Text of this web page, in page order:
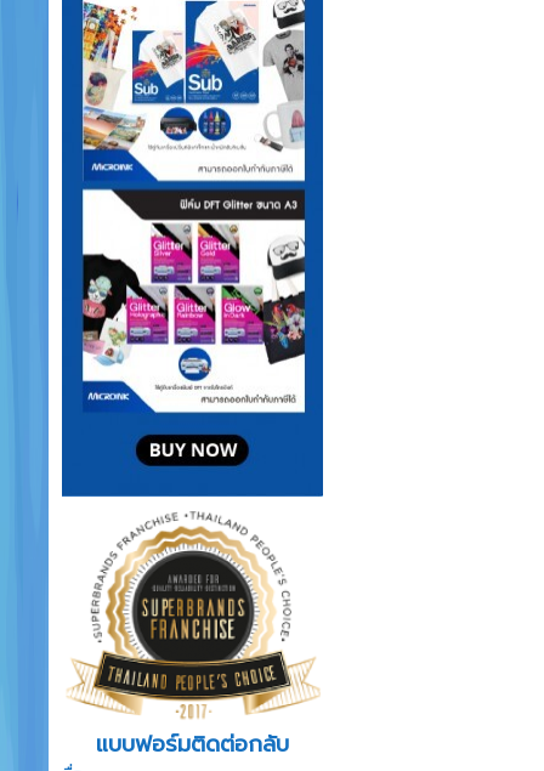
แบบฟอร์มติดต่อกลับ